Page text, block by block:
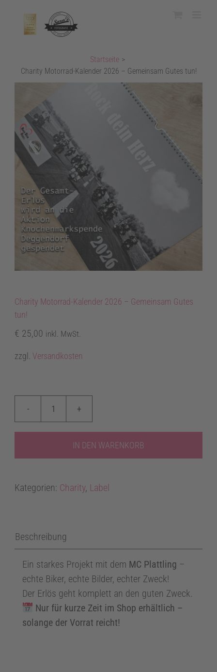
springen
Startseite >
Charity Motorrad-Kalender 2026 – Gemeinsam Gutes tun!
Charity Motorrad-Kalender 2026 – Gemeinsam Gutes
tun!
€ 25,00 inkl. MwSt.
zzgl. Versandkosten
Charity
Motorrad-
Kalender
2026
Gemeinsam
Menge
IN DEN WARENKORB
Kategorien: Charity, Label
Beschreibung
Ein starkes Projekt mit dem MC Plattling –
echte Biker, echte Bilder, echter Zweck!
Der Erlös geht komplett an den guten Zweck.
Nur für kurze Zeit im Shop erhältlich –
solange der Vorrat reicht!